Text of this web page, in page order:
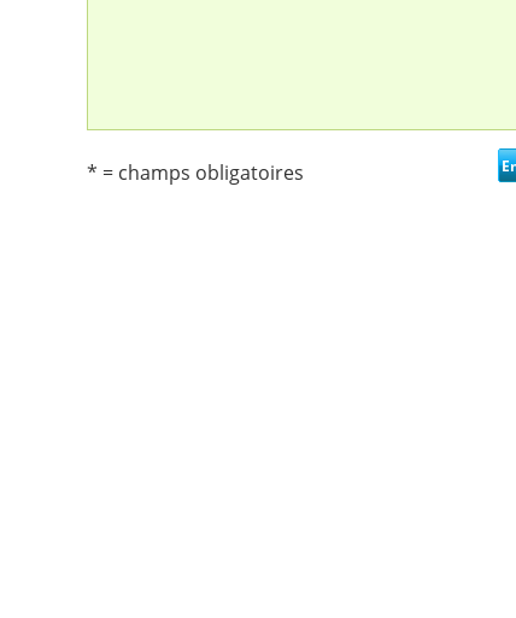
* = champs obligatoires